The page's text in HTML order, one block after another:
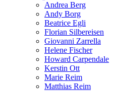
Andrea Berg
Andy Borg
Beatrice Egli
Florian Silbereisen
Giovanni Zarrella
Helene Fischer
Howard Carpendale
Kerstin Ott
Marie Reim
Matthias Reim